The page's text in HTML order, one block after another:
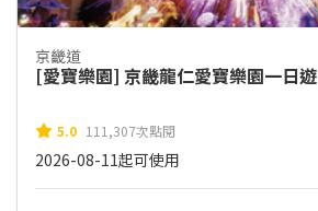
京畿道
[愛寶樂園] 京畿龍仁愛寶樂園一日遊
5.0 111,307次點閱
2026-08-11起可使用